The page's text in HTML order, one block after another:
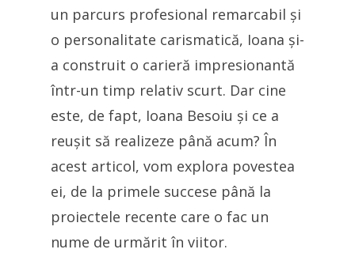
un parcurs profesional remarcabil și
o personalitate carismatică, Ioana și-
a construit o carieră impresionantă
într-un timp relativ scurt. Dar cine
este, de fapt, Ioana Besoiu și ce a
reușit să realizeze până acum? În
acest articol, vom explora povestea
ei, de la primele succese până la
proiectele recente care o fac un
nume de urmărit în viitor.